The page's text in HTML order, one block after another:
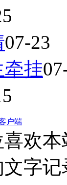
07-23
挂
户端
欢
字